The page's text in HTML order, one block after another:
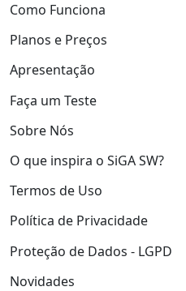
Como Funciona
Planos e Preços
Apresentação
Faça um Teste
Sobre Nós
O que inspira o SiGA SW?
Termos de Uso
Política de Privacidade
Proteção de Dados - LGPD
Novidades